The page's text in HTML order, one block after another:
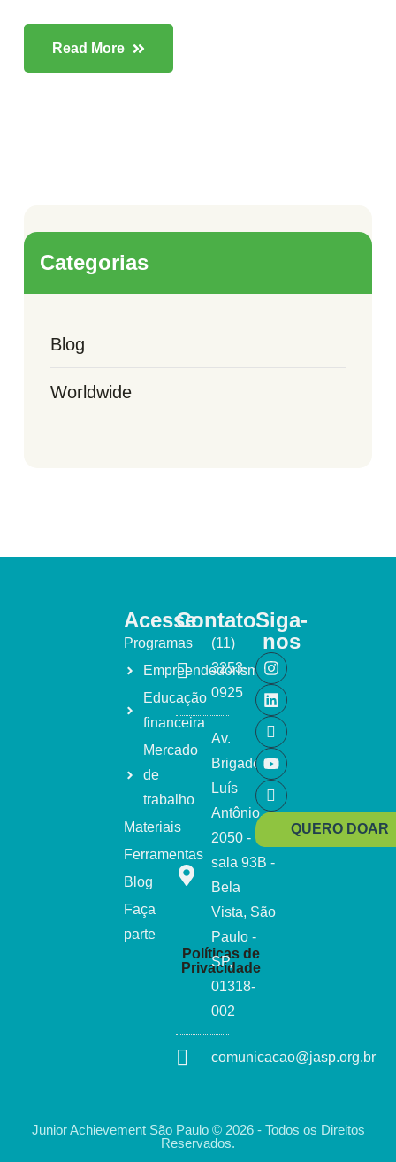
Read More
Categorias
Blog
Worldwide
Acesse
Programas
Empreendedorismo
Educação
financeira
Mercado
de
trabalho
Materiais
Ferramentas
Blog
Faça
parte
Políticas de
Privacidade
Contato
(11)
3253-
0925
Av.
Brigadeiro
Luís
Antônio,
2050 -
sala 93B -
Bela
Vista, São
Paulo -
SP,
01318-
002
comunicacao@jasp.org.br
Siga-
nos
QUERO DOAR
Junior Achievement São Paulo © 2026 - Todos os Direitos
Reservados.